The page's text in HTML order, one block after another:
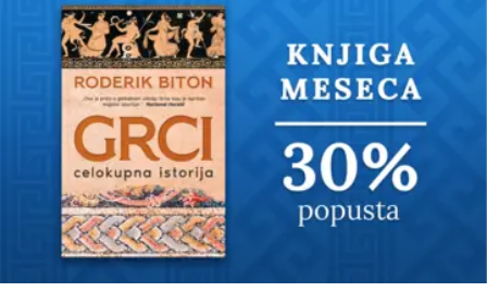
količinski popust.